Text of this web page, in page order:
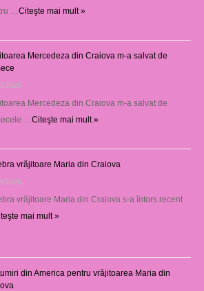
… Citeşte mai mult »
Mercedeza din Craiova m-a salvat de
2026
Mercedeza din Craiova m-a salvat de
… Citeşte mai mult »
vrăjitoare Maria din Craiova
2026
vrăjitoare Maria din Craiova s-a întors recent
mai mult »
din America pentru vrăjitoarea Maria din